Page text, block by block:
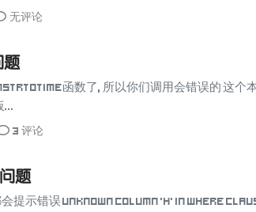
无评论
题
函数了, 所以你们调用会错误的 这个
...
3 评论
题
提示错误 unknown column 'h' in where